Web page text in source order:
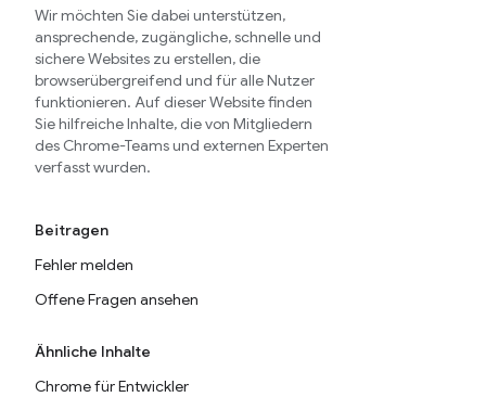
Wir möchten Sie dabei unterstützen,
ansprechende, zugängliche, schnelle und
sichere Websites zu erstellen, die
browserübergreifend und für alle Nutzer
funktionieren. Auf dieser Website finden
Sie hilfreiche Inhalte, die von Mitgliedern
des Chrome-Teams und externen Experten
verfasst wurden.
Beitragen
Fehler melden
Offene Fragen ansehen
Ähnliche Inhalte
Chrome für Entwickler